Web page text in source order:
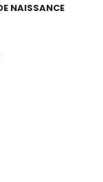
NAISSANCE